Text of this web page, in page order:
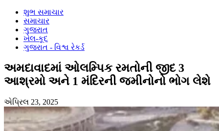
શુભ સમાચાર
સમાચાર
ગુજરાત
ખેલ-કૂદ
ગુજરાત - વિશ્વ રેકર્ડ
અમદાવાદમાં ઓલમ્પિક રમતોની જીદ 3
આશ્રમો અને 1 મંદિરની જમીનોનો ભોગ લેશે
એપ્રિલ 23, 2025